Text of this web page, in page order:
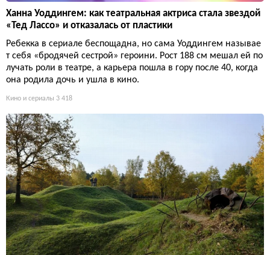
Ханна Уоддингем: как театральная актриса стала звездой
«Тед Лассо» и отказалась от пластики
Ребекка в сериале беспощадна, но сама Уоддингем называе
т себя «бродячей сестрой» героини. Рост 188 см мешал ей по
лучать роли в театре, а карьера пошла в гору после 40, когда
она родила дочь и ушла в кино.
Кино и сериалы 3 418